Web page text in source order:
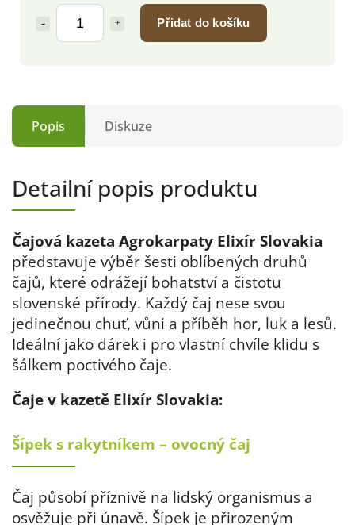
Přidat do košíku
Popis Diskuze
Detailní popis produktu
Čajová kazeta Agrokarpaty Elixír Slovakia
představuje výběr šesti oblíbených druhů
čajů, které odrážejí bohatství a čistotu
slovenské přírody. Každý čaj nese svou
jedinečnou chuť, vůni a příběh hor, luk a lesů.
Ideální jako dárek i pro vlastní chvíle klidu s
šálkem poctivého čaje.
Čaje v kazetě Elixír Slovakia:
Šípek s rakytníkem – ovocný čaj
Čaj působí příznivě na lidský organismus a
osvěžuje při únavě. Šípek je přirozeným